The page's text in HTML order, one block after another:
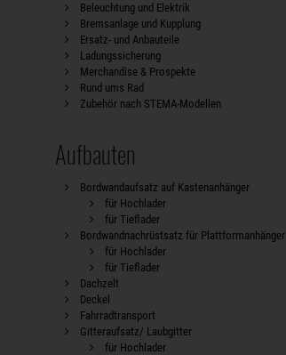
Beleuchtung und Elektrik
Bremsanlage und Kupplung
Ersatz- und Anbauteile
Ladungssicherung
Merchandise & Prospekte
Rund ums Rad
Zubehör nach STEMA-Modellen
Aufbauten
Bordwandaufsatz auf Kastenanhänger
für Hochlader
für Tieflader
Bordwandnachrüstsatz für Plattformanhänger
für Hochlader
für Tieflader
Dachzelt
Deckel
Fahrradtransport
Gitteraufsatz/ Laubgitter
für Hochlader